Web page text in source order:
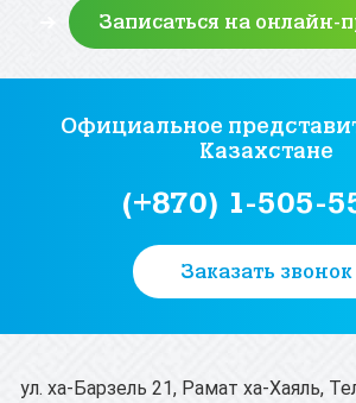
Официальное
Казахстане
(+870) 1-505-
Заказать звонок
ул. ха-Барзель 21, Рамат ха-Хаяль,